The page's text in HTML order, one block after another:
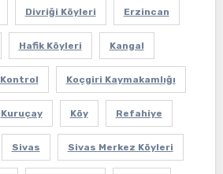
Divriği Köyleri Erzincan
Hafik Köyleri Kangal
Kontrol Koçgiri Kaymakamlığı
Kuruçay Köy Refahiye
Sivas Sivas Merkez Köyleri